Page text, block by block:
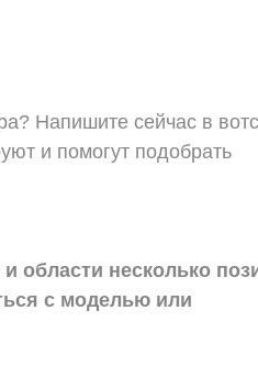
Напишите сейчас в
и помогут подобрать
области несколько
с моделью или